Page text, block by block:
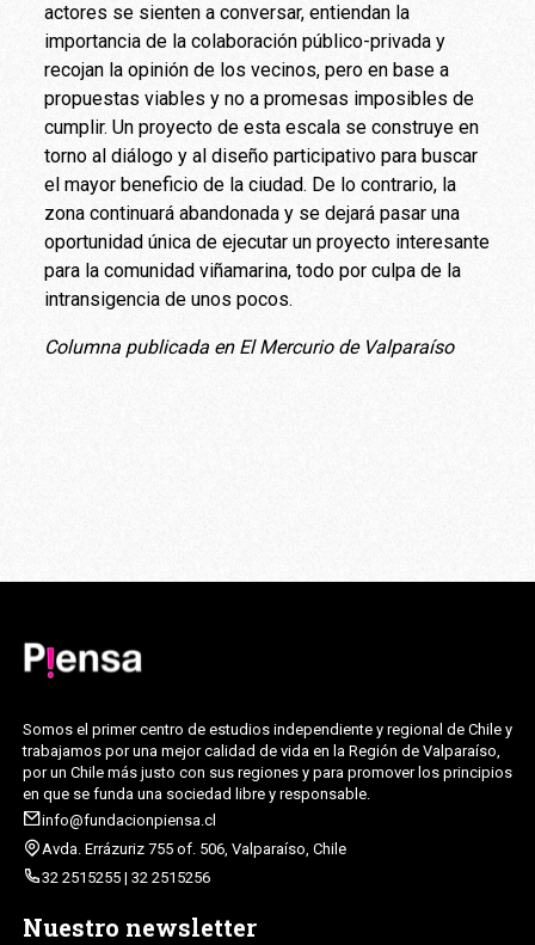
actores se sienten a conversar, entiendan la
importancia de la colaboración público-privada y
recojan la opinión de los vecinos, pero en base a
propuestas viables y no a promesas imposibles de
cumplir. Un proyecto de esta escala se construye en
torno al diálogo y al diseño participativo para buscar
el mayor beneficio de la ciudad. De lo contrario, la
zona continuará abandonada y se dejará pasar una
oportunidad única de ejecutar un proyecto interesante
para la comunidad viñamarina, todo por culpa de la
intransigencia de unos pocos.
Columna publicada en El Mercurio de Valparaíso
Somos el primer centro de estudios independiente y regional de Chile y
trabajamos por una mejor calidad de vida en la Región de Valparaíso,
por un Chile más justo con sus regiones y para promover los principios
en que se funda una sociedad libre y responsable.
info@fundacionpiensa.cl
Avda. Errázuriz 755 of. 506, Valparaíso, Chile
32 2515255 | 32 2515256
Nuestro newsletter